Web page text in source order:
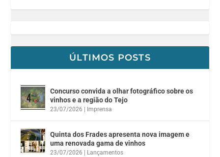
ÚLTIMOS POSTS
Concurso convida a olhar fotográfico sobre os
vinhos e a região do Tejo
23/07/2026 Imprensa
Quinta dos Frades apresenta nova imagem e
uma renovada gama de vinhos
23/07/2026 Lançamentos